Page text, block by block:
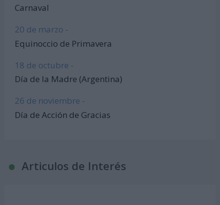
Carnaval
20 de marzo -
Equinoccio de Primavera
18 de octubre -
Día de la Madre (Argentina)
26 de noviembre -
Día de Acción de Gracias
Articulos de Interés